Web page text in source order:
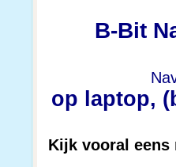
B-Bit
op laptop,
Kijk vooral eens